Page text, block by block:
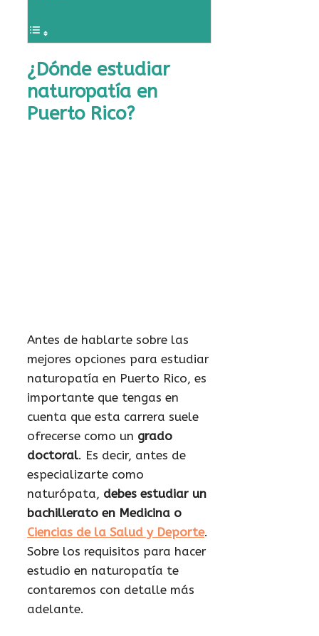
¿Dónde estudiar
naturopatía en
Puerto Rico?
Antes de hablarte sobre las
mejores opciones para estudiar
naturopatía en Puerto Rico, es
importante que tengas en
cuenta que esta carrera suele
ofrecerse como un grado
doctoral. Es decir, antes de
especializarte como
naturópata, debes estudiar un
bachillerato en Medicina o
Ciencias de la Salud y Deporte.
Sobre los requisitos para hacer
estudio en naturopatía te
contaremos con detalle más
adelante.